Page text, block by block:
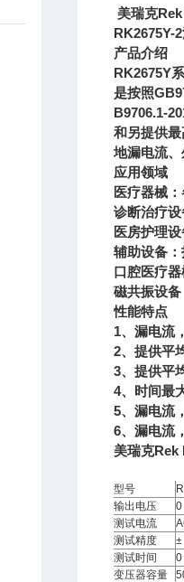
美瑞克
RK2675Y-
产品介绍
RK2675Y
是按照
B9706.1-
和另提供
地漏电流、
应用领域
医疗器械
诊断治疗
医房护理
辅助设备
口腔医疗
磁共振设备
性能特点
1、漏电流
2、提供平
3、提供平
4、时间最
5、漏电流
6、漏电流
美瑞克Rek
型号
输出电压
0
测试电流
测试精度
±
测试时间
0
变压器容量